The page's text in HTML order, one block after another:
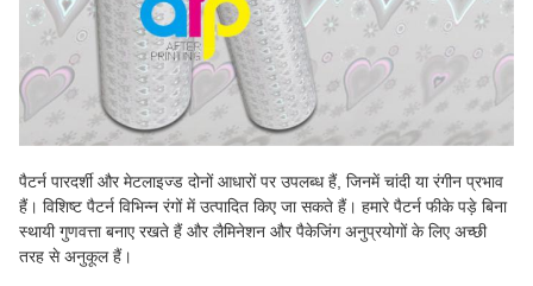
पैटर्न पारदर्शी और मेटलाइज्ड दोनों आधारों पर उपलब्ध हैं, जिनमें चांदी या रंगीन प्रभाव
हैं। विशिष्ट पैटर्न विभिन्न रंगों में उत्पादित किए जा सकते हैं। हमारे पैटर्न फीके पड़े बिना
स्थायी गुणवत्ता बनाए रखते हैं और लैमिनेशन और पैकेजिंग अनुप्रयोगों के लिए अच्छी
तरह से अनुकूल हैं।